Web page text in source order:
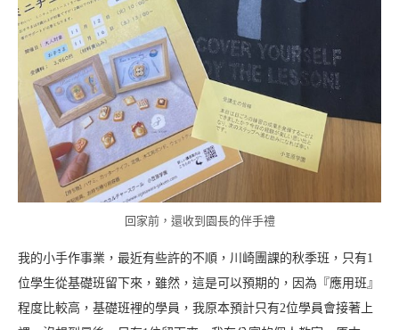
回家前，還收到園長的伴手禮
我的小手作事業，最近有些許的不順，川崎團課的秋季班，只有1
位學生從基礎班留下來，雖然，這是可以預期的，因為『應用班』
程度比較高，基礎班裡的學員，我原本預計只有2位學員會接著上